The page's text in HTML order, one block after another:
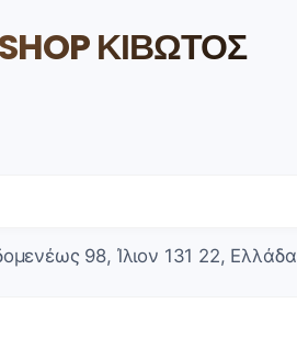
SHOP ΚΙΒΩΤΟΣ
98, Ίλιον 131 22, Ελλάδα